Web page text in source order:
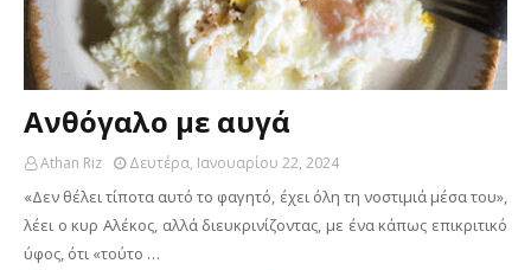
Ανθόγαλο με αυγά
Athan Riz Δευτέρα, Ιανουαρίου 22, 2024
«Δεν θέλει τίποτα αυτό το φαγητό, έχει όλη τη νοστιμιά μέσα του»,
λέει ο κυρ Αλέκος, αλλά διευκρινίζοντας, με ένα κάπως επικριτικό
ύφος, ότι «τούτο …